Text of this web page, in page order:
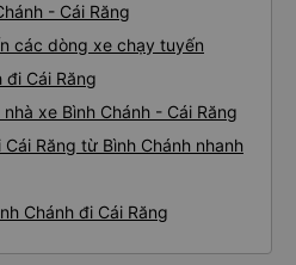
- Cái Răng
các dòng xe chạy tuyến
đi Cái Răng
xe Bình Chánh - Cái Răng
Răng từ Bình Chánh nhanh
Chánh đi Cái Răng